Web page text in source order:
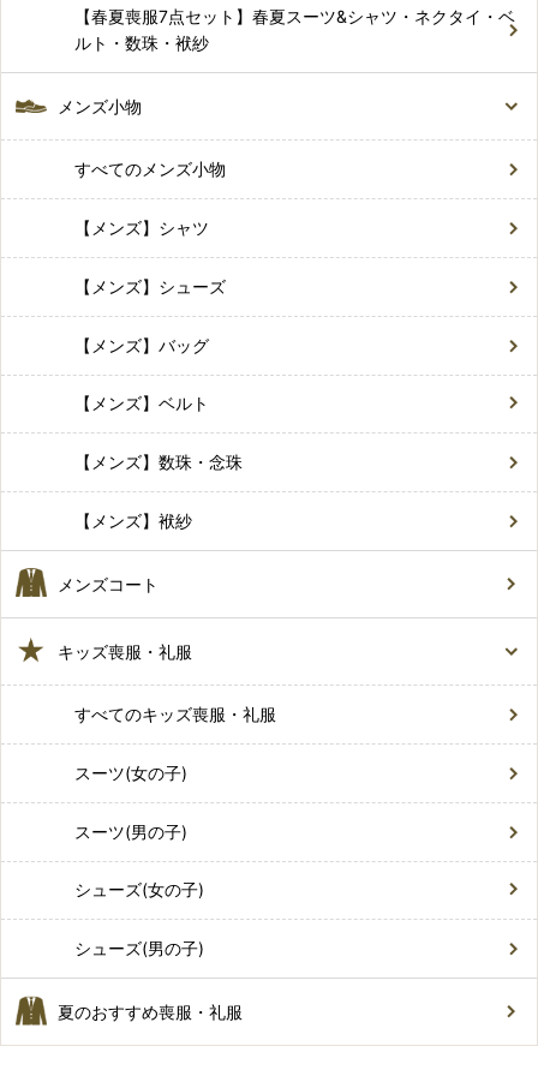
【春夏喪服7点セット】春夏スーツ&シャツ・ネクタイ・ベ
ルト・数珠・袱紗
メンズ小物
すべてのメンズ小物
【メンズ】シャツ
【メンズ】シューズ
【メンズ】バッグ
【メンズ】ベルト
【メンズ】数珠・念珠
【メンズ】袱紗
メンズコート
キッズ喪服・礼服
すべてのキッズ喪服・礼服
スーツ(女の子)
スーツ(男の子)
シューズ(女の子)
シューズ(男の子)
夏のおすすめ喪服・礼服